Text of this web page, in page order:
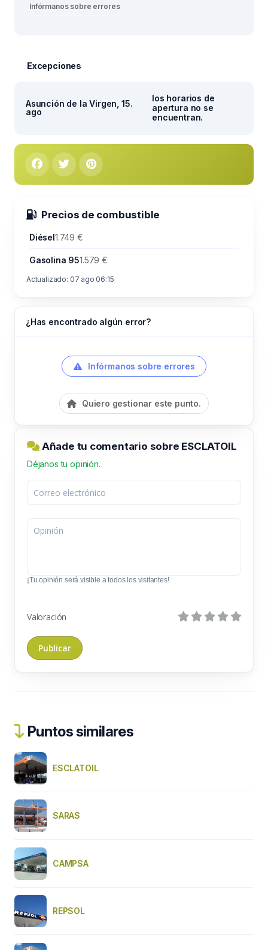
Infórmanos sobre errores
Excepciones
Asunción de la Virgen, 15.
ago
los horarios de
apertura no se
encuentran.
Precios de combustible
Diésel1.749 €
Gasolina 951.579 €
Actualizado: 07 ago 06:15
¿Has encontrado algún error?
Infórmanos sobre errores
Quiero gestionar este punto.
Añade tu comentario sobre ESCLATOIL
Déjanos tu opinión.
¡Tu opinión será visible a todos los visitantes!
Valoración
Puntos similares
ESCLATOIL
SARAS
CAMPSA
REPSOL